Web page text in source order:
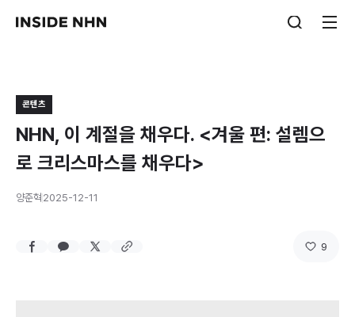
콘텐츠
NHN, 이 계절을 채우다. <겨울 편: 설렘으
로 크리스마스를 채우다>
양준혁 2025-12-11
9